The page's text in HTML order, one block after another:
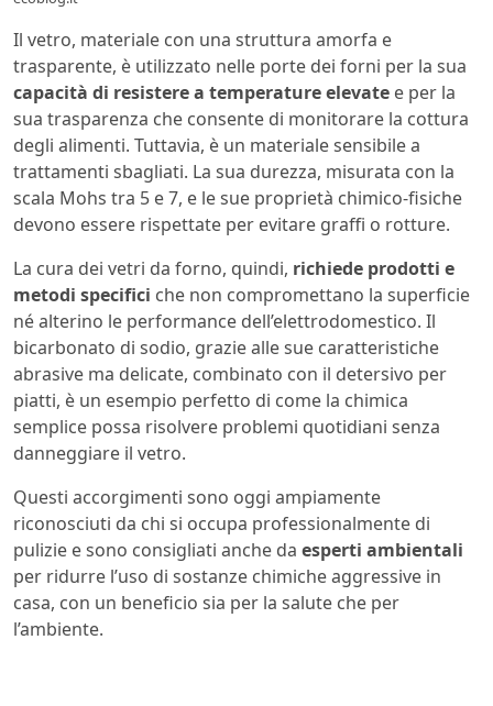
Il vetro, materiale con una struttura amorfa e
trasparente, è utilizzato nelle porte dei forni per la sua
capacità di resistere a temperature elevate e per la
sua trasparenza che consente di monitorare la cottura
degli alimenti. Tuttavia, è un materiale sensibile a
trattamenti sbagliati. La sua durezza, misurata con la
scala Mohs tra 5 e 7, e le sue proprietà chimico-fisiche
devono essere rispettate per evitare graffi o rotture.
La cura dei vetri da forno, quindi, richiede prodotti e
metodi specifici che non compromettano la superficie
né alterino le performance dell’elettrodomestico. Il
bicarbonato di sodio, grazie alle sue caratteristiche
abrasive ma delicate, combinato con il detersivo per
piatti, è un esempio perfetto di come la chimica
semplice possa risolvere problemi quotidiani senza
danneggiare il vetro.
Questi accorgimenti sono oggi ampiamente
riconosciuti da chi si occupa professionalmente di
pulizie e sono consigliati anche da esperti ambientali
per ridurre l’uso di sostanze chimiche aggressive in
casa, con un beneficio sia per la salute che per
l’ambiente.